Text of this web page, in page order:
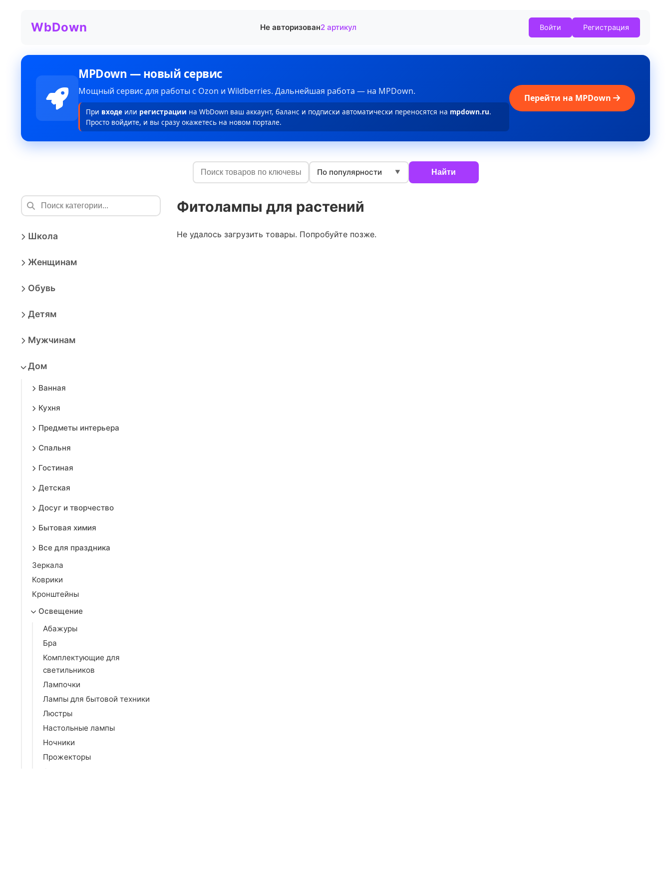
WbDown Не авторизован2 артикул Войти Регистрация
MPDown — новый сервис
Мощный сервис для работы с Ozon и Wildberries. Дальнейшая работа — на MPDown.
При входе или регистрации на WbDown ваш аккаунт, баланс и подписки автоматически переносятся на mpdown.ru.
Просто войдите, и вы сразу окажетесь на новом портале.
Перейти на MPDown
По популярности ▼ Найти
Школа
Женщинам
Обувь
Детям
Мужчинам
Дом
Ванная
Кухня
Предметы интерьера
Спальня
Гостиная
Детская
Досуг и творчество
Бытовая химия
Все для праздника
Зеркала
Коврики
Кронштейны
Освещение
Абажуры
Бра
Комплектующие для
светильников
Лампочки
Лампы для бытовой техники
Люстры
Настольные лампы
Ночники
Прожекторы
Фитолампы для растений
Не удалось загрузить товары. Попробуйте позже.